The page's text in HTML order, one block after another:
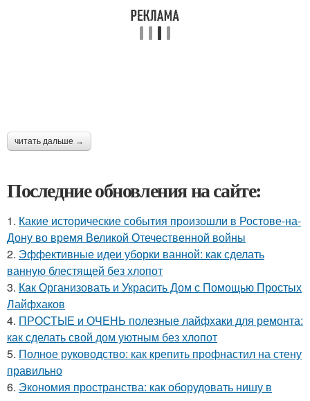
читать дальше →
Последние обновления на сайте:
1. Какие исторические события произошли в Ростове-на-
Дону во время Великой Отечественной войны
2. Эффективные идеи уборки ванной: как сделать
ванную блестящей без хлопот
3. Как Организовать и Украсить Дом с Помощью Простых
Лайфхаков
4. ПРОСТЫЕ и ОЧЕНЬ полезные лайфхаки для ремонта:
как сделать свой дом уютным без хлопот
5. Полное руководство: как крепить профнастил на стену
правильно
6. Экономия пространства: как оборудовать нишу в